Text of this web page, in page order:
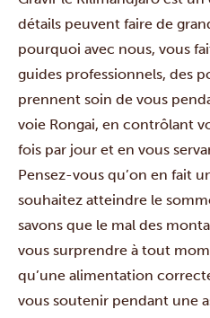
détails peuvent faire de
pourquoi avec nous, vous
guides professionnels, des
prennent soin de vous
voie Rongai, en contrôlant
fois par jour et en vous
Pensez-vous qu’on en fait
souhaitez atteindre le
savons que le mal des
vous surprendre à tout
qu’une alimentation
vous soutenir pendant une